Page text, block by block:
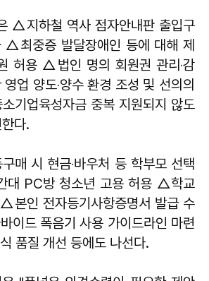
△지하철 역사 점자안내판 출입구
△최중증 발달장애인 등에 대해 제
허용 △법인 명의 회원권 관리‧감
업 양도‧양수 환경 조성 및 선의의
기업육성자금 중복 지원되지 않도
다.
매 시 현금‧바우처 등 학부모 선택
대 PC방 청소년 고용 허용 △학교
본인 전자등기사항증명서 발급 수
이드 폭음기 사용 가이드라인 마련
품질 개선 등에도 나선다.